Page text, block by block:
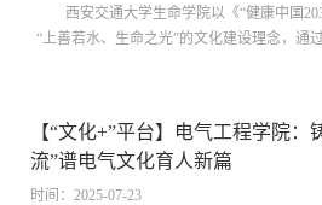
西安交通大学生命学院以《“健康中国
“上善若水、生命之光”的文化建设理念，通
径，秉持“上善若水 生命之光”的文化建设理
为核心使命，以学科发展为主线，串联科研
“生命绿”和“生命力...
【“文化+”平台】电气工程学院：
流”谱电气文化育人新篇
时间：2025-07-23